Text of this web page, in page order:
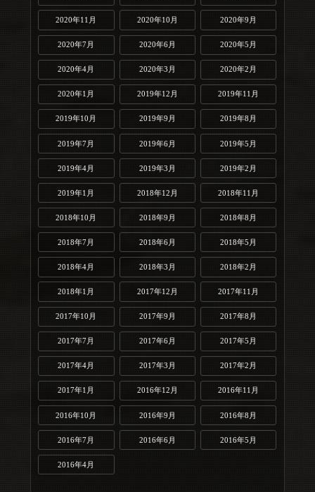
2020年11月 2020年10月 2020年9月
2020年7月 2020年6月 2020年5月
2020年4月 2020年3月 2020年2月
2020年1月 2019年12月 2019年11月
2019年10月 2019年9月 2019年8月
2019年7月 2019年6月 2019年5月
2019年4月 2019年3月 2019年2月
2019年1月 2018年12月 2018年11月
2018年10月 2018年9月 2018年8月
2018年7月 2018年6月 2018年5月
2018年4月 2018年3月 2018年2月
2018年1月 2017年12月 2017年11月
2017年10月 2017年9月 2017年8月
2017年7月 2017年6月 2017年5月
2017年4月 2017年3月 2017年2月
2017年1月 2016年12月 2016年11月
2016年10月 2016年9月 2016年8月
2016年7月 2016年6月 2016年5月
2016年4月